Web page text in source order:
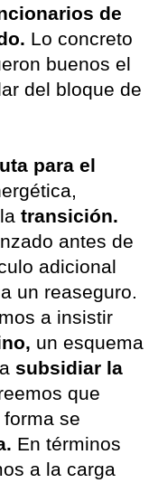
de
Lo concreto
buenos el
del bloque de
para el
transición.
antes de
adicional
un reaseguro.
a insistir
un esquema
subsidiar la
que
se
En términos
a la carga